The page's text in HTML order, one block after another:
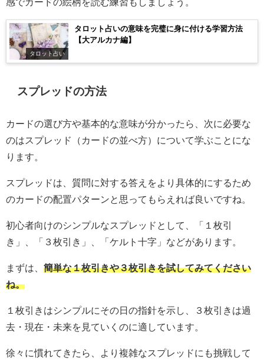
感でカードの絵柄を読む練習もしましょう。
タロット占い
タロット占いの意味を完璧に身に付ける学習方法
【大アルカナ編】
スプレッドの方法
カードの選び方や基本的な意味が分かったら、次に必要な
のはスプレッド（カードの並べ方）について学ぶことにな
ります。
スプレッドは、質問に対する答えをより具体的にするため
のカードの配置パターンと思ってもらえれば良いですね。
初心者向けのシンプルなスプレッドとして、「１枚引
き」、「３枚引き」、「ケルト十字」などがあります。
まずは、 簡単な１枚引きや３枚引きを試してみてください
ね。
１枚引きはシンプルにその日の指針を示し、３枚引きは過
去・現在・未来を見ていくのに適しています。
徐々に慣れてきたら、より複雑なスプレッドにも挑戦して